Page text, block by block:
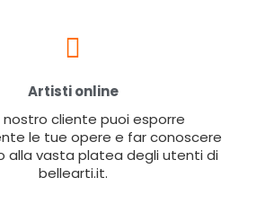
Artisti online
nostro cliente puoi esporre
le tue opere e far conoscere
alla vasta platea degli utenti di
bellearti.it.